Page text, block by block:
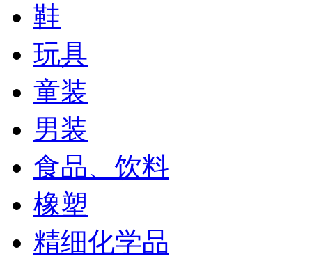
鞋
玩具
童装
男装
食品、饮料
橡塑
精细化学品